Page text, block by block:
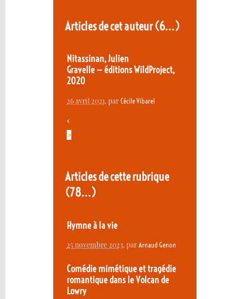
Articles de cet auteur(6…)
Nitassinan, Julien
Gravelle — éditions WildProject,
2020
26 avril 2021, par Cécile Vibarel
<
>
Articles de cette rubrique
(78…)
Hymne à la vie
25 novembre 2023, par Arnaud Genon
Comédie mimétique et tragédie
romantique dans le Volcan de
Lowry